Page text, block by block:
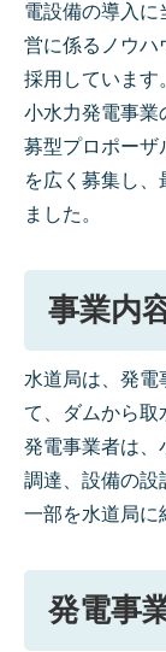
電設備の導入に
営に係るノウハ
採用しています
小水力発電事業
募型プロポーザ
を広く募集し
ました。
事業内
水道局は、発電
て、ダムから取
発電事業者は、
調達、設備の設
一部を水道局に
発電事